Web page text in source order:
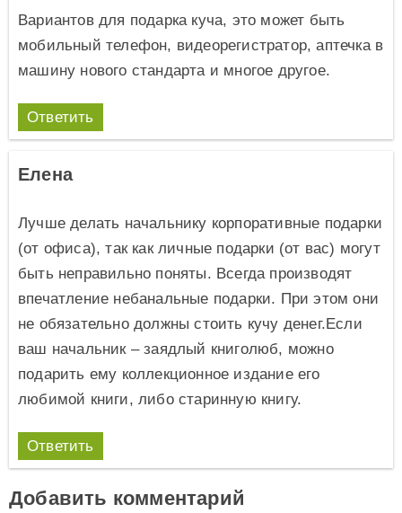
Вариантов для подарка куча, это может быть
мобильный телефон, видеорегистратор, аптечка в
машину нового стандарта и многое другое.
Ответить
Елена
Лучше делать начальнику корпоративные подарки
(от офиса), так как личные подарки (от вас) могут
быть неправильно поняты. Всегда производят
впечатление небанальные подарки. При этом они
не обязательно должны стоить кучу денег.Если
ваш начальник – заядлый книголюб, можно
подарить ему коллекционное издание его
любимой книги, либо старинную книгу.
Ответить
Добавить комментарий